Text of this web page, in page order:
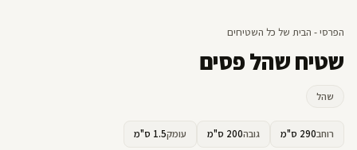
הפרסי - הבית של כל השטיחים
שטיח שהל פסים
שהל
רוחב290 ס"מ גובה200 ס"מ עומק1.5 ס"מ